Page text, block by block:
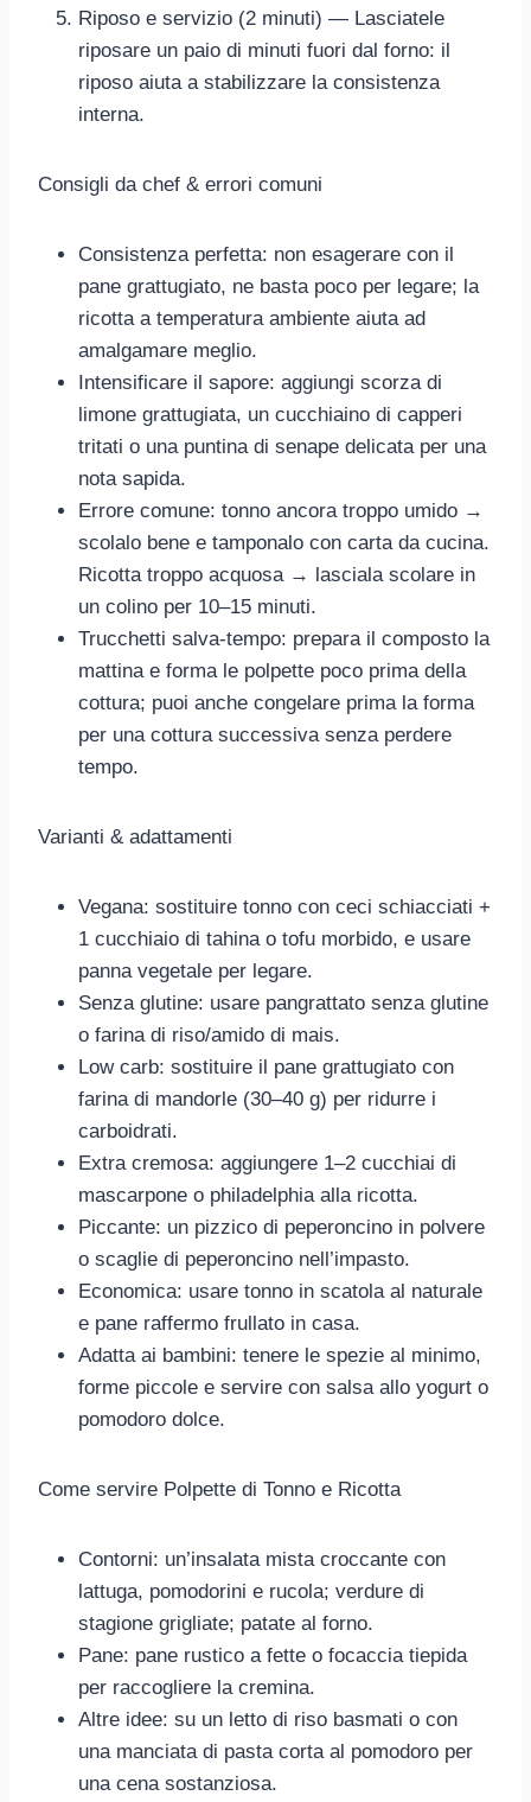
Riposo e servizio (2 minuti) — Lasciatele
riposare un paio di minuti fuori dal forno: il
riposo aiuta a stabilizzare la consistenza
interna.
Consigli da chef & errori comuni
Consistenza perfetta: non esagerare con il
pane grattugiato, ne basta poco per legare; la
ricotta a temperatura ambiente aiuta ad
amalgamare meglio.
Intensificare il sapore: aggiungi scorza di
limone grattugiata, un cucchiaino di capperi
tritati o una puntina di senape delicata per una
nota sapida.
Errore comune: tonno ancora troppo umido →
scolalo bene e tamponalo con carta da cucina.
Ricotta troppo acquosa → lasciala scolare in
un colino per 10–15 minuti.
Trucchetti salva-tempo: prepara il composto la
mattina e forma le polpette poco prima della
cottura; puoi anche congelare prima la forma
per una cottura successiva senza perdere
tempo.
Varianti & adattamenti
Vegana: sostituire tonno con ceci schiacciati +
1 cucchiaio di tahina o tofu morbido, e usare
panna vegetale per legare.
Senza glutine: usare pangrattato senza glutine
o farina di riso/amido di mais.
Low carb: sostituire il pane grattugiato con
farina di mandorle (30–40 g) per ridurre i
carboidrati.
Extra cremosa: aggiungere 1–2 cucchiai di
mascarpone o philadelphia alla ricotta.
Piccante: un pizzico di peperoncino in polvere
o scaglie di peperoncino nell’impasto.
Economica: usare tonno in scatola al naturale
e pane raffermo frullato in casa.
Adatta ai bambini: tenere le spezie al minimo,
forme piccole e servire con salsa allo yogurt o
pomodoro dolce.
Come servire Polpette di Tonno e Ricotta
Contorni: un’insalata mista croccante con
lattuga, pomodorini e rucola; verdure di
stagione grigliate; patate al forno.
Pane: pane rustico a fette o focaccia tiepida
per raccogliere la cremina.
Altre idee: su un letto di riso basmati o con
una manciata di pasta corta al pomodoro per
una cena sostanziosa.